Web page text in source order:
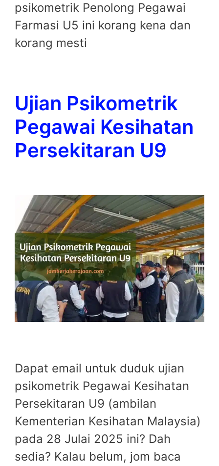
psikometrik Penolong Pegawai
Farmasi U5 ini korang kena dan
korang mesti
Ujian Psikometrik
Pegawai Kesihatan
Persekitaran U9
Dapat email untuk duduk ujian
psikometrik Pegawai Kesihatan
Persekitaran U9 (ambilan
Kementerian Kesihatan Malaysia)
pada 28 Julai 2025 ini? Dah
sedia? Kalau belum, jom baca